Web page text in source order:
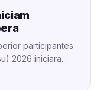
participantes
2026 iniciara...